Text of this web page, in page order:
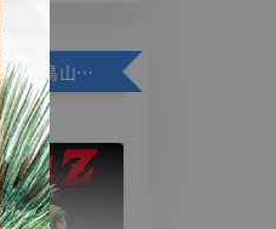
加購優惠【悟空 鳥山明紀念款 [奇蹟工作室]】